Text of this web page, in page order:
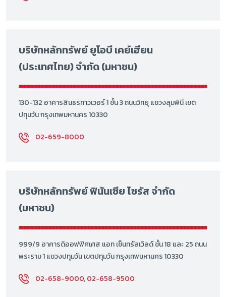
บริษัทหลักทรัพย์ ยูโอบี เคย์เฮียน
(ประเทศไทย) จำกัด (มหาชน)
130-132 อาคารสินธรทาวเวอร์ 1 ชั้น 3 ถนนวิทยุ แขวงลุมพินี เขต
ปทุมวัน กรุงเทพมหานคร 10330
02-659-8000
บริษัทหลักทรัพย์ ฟินันเซีย ไซรัส จำกัด
(มหาชน)
999/9 อาคารดิออฟฟิศเศส แอท เซ็นทรัลเวิลด์ ชั้น 18 และ 25 ถนน
พระราม 1 แขวงปทุมวัน เขตปทุมวัน กรุงเทพมหานคร 10330
02-658-9000, 02-658-9500